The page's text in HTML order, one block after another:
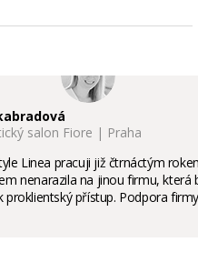
salon Fiore | Praha
Linea pracuji již čtrnáctým
nenarazila na jinou firmu, která
proklientský přístup. Podpora